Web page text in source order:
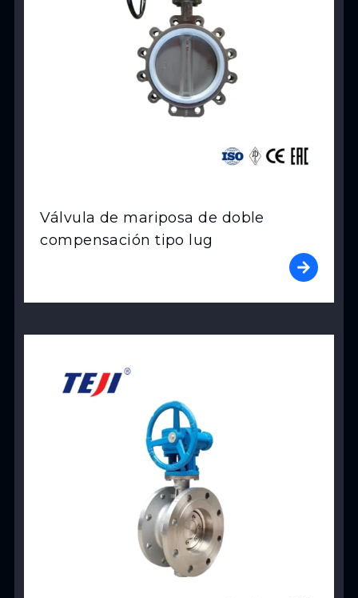
Válvula de mariposa de doble
compensación tipo lug